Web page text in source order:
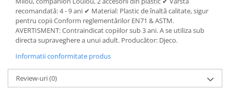
recomandată: 4 - 9 ani ✔ Material: Plastic de înaltă calitate, sigur
pentru copii Conform reglementărilor EN71 & ASTM.
AVERTISMENT: Contraindicat copiilor sub 3 ani. A se utiliza sub
directa supraveghere a unui adult. Producător: Djeco.
Informatii conformitate produs
Review-uri(0)